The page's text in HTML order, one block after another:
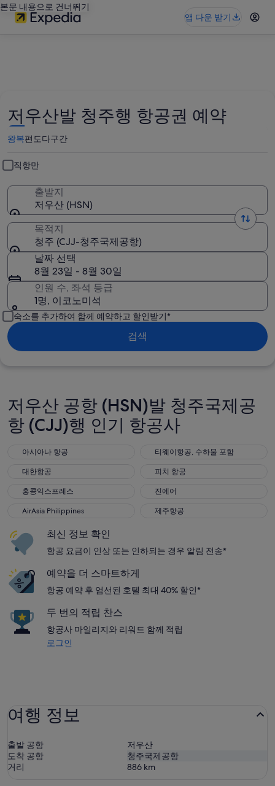
본문 내용으로 건너뛰기
앱 다운 받기
저우산발 청주행 항공권 예약
왕복편도다구간
직항만
출발지
저우산 (HSN)
목적지
청주 (CJJ-청주국제공항)
날짜 선택
8월 23일 - 8월 30일
인원 수, 좌석 등급
1명, 이코노미석
숙소를 추가하여 함께 예약하고 할인받기*
검색
저우산 공항 (HSN)발 청주국제공
항 (CJJ)행 인기 항공사
아시아나 항공
아시아나 항공 티웨이항공, 수하물 포함
티웨이항공, 수하물 포함
대한항공
대한항공 피치 항공
피치 항공
홍콩익스프레스
홍콩익스프레스 진에어
진에어
AirAsia Philippines
AirAsia Philippines 제주항공
제주항공
최신 정보 확인
항공 요금이 인상 또는 인하되는 경우 알림 전송*
예약을 더 스마트하게
항공 예약 후 엄선된 호텔 최대 40% 할인*
두 번의 적립 찬스
항공사 마일리지와 리워드 함께 적립
로그인
여행 정보
출발 공항
저우산
도착 공항
청주국제공항
거리
886 km